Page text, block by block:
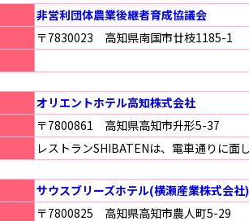
非営利団体農業後継者育成協議会
〒7830023 高知県南国市廿枝1185-1
オリエントホテル高知株式会社
〒7800861 高知県高知市升形5-37
レストランSHIBATENは、電車通りに面
サウスブリーズホテル(横瀬産業株式会社)
〒7800825 高知県高知市農人町5-29